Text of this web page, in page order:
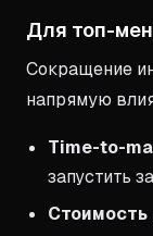
Для топ-
Сокращение
напрямую
Time-to-
запустить